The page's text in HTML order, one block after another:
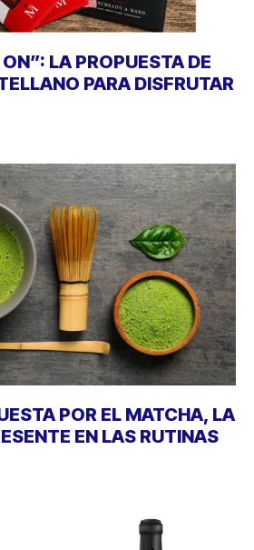
LA PROPUESTA DE
PARA DISFRUTAR
POR EL MATCHA, LA
EN LAS RUTINAS